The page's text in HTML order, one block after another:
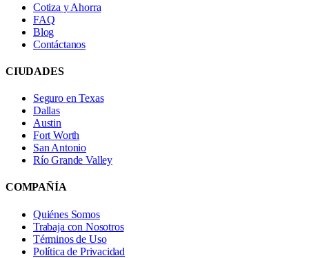
Cotiza y Ahorra
FAQ
Blog
Contáctanos
CIUDADES
Seguro en Texas
Dallas
Austin
Fort Worth
San Antonio
Río Grande Valley
COMPAÑÍA
Quiénes Somos
Trabaja con Nosotros
Términos de Uso
Política de Privacidad